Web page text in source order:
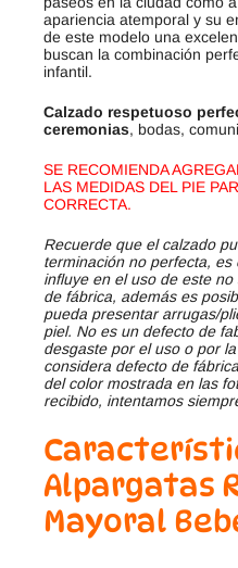
apariencia atemporal y su
de este modelo una
buscan la combinación
infantil.
Calzado respetuoso
ceremonias, bodas,
SE RECOMIENDA
LAS MEDIDAS DEL PIE
CORRECTA.
Recuerde que el calzado
terminación no perfecta,
influye en el uso de este
de fábrica, además es
pueda presentar arrugas/
piel. No es un defecto de
desgaste por el uso o por
considera defecto de
del color mostrada en las
recibido, intentamos
Alpargatas
Mayoral